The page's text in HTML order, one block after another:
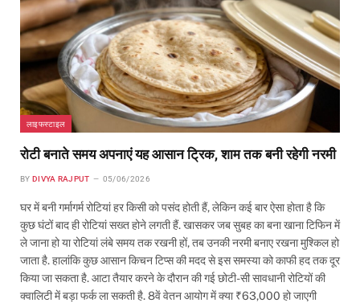
लाइफस्टाइल
रोटी बनाते समय अपनाएं यह आसान ट्रिक, शाम तक बनी रहेगी नरमी
BY DIVYA RAJPUT 05/06/2026
घर में बनी गर्मागर्म रोटियां हर किसी को पसंद होती हैं, लेकिन कई बार ऐसा होता है कि
कुछ घंटों बाद ही रोटियां सख्त होने लगती हैं. खासकर जब सुबह का बना खाना टिफिन में
ले जाना हो या रोटियां लंबे समय तक रखनी हों, तब उनकी नरमी बनाए रखना मुश्किल हो
जाता है. हालांकि कुछ आसान किचन टिप्स की मदद से इस समस्या को काफी हद तक दूर
किया जा सकता है. आटा तैयार करने के दौरान की गई छोटी-सी सावधानी रोटियों की
क्वालिटी में बड़ा फर्क ला सकती है. 8वें वेतन आयोग में क्या ₹63,000 हो जाएगी